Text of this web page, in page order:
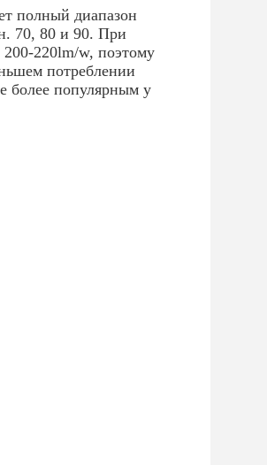
полный диапазон
70, 80 и 90. При
200-220lm/w, поэтому
потреблении
более популярным у